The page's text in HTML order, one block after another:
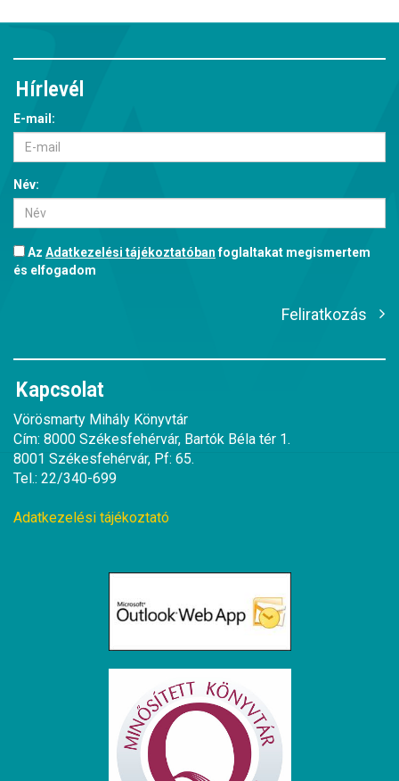
Hírlevél
E-mail:
Név:
Az Adatkezelési tájékoztatóbanfoglaltakat megismertem
és elfogadom
Feliratkozás
Kapcsolat
Vörösmarty Mihály Könyvtár
Cím: 8000 Székesfehérvár, Bartók Béla tér 1.
8001 Székesfehérvár, Pf: 65.
Tel.: 22/340-699
Adatkezelési tájékoztató